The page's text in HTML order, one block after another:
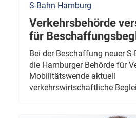
S-Bahn Hamburg
Verkehrsbehörde
für
Bei der Beschaffung neuer
die Hamburger Behörde für
Mobilitätswende aktuell
verkehrswirtschaftliche